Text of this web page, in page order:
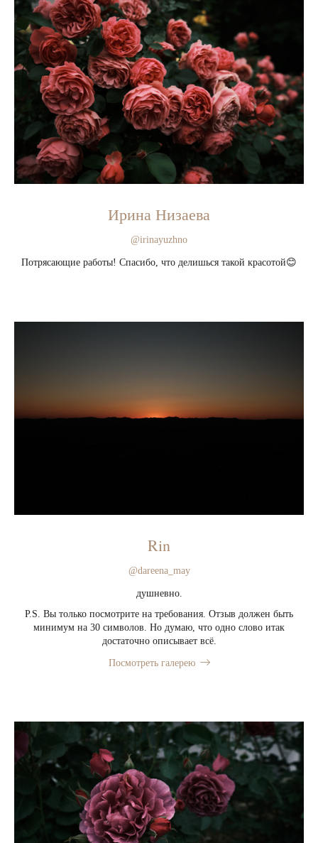
Ирина Низаева
@irinayuzhno
Потрясающие работы! Спасибо, что делишься такой красотой😊
Rin
@dareena_may
душневно.
P.S. Вы только посмотрите на требования. Отзыв должен быть
минимум на 30 символов. Но думаю, что одно слово итак
достаточно описывает всё.
Посмотреть галерею